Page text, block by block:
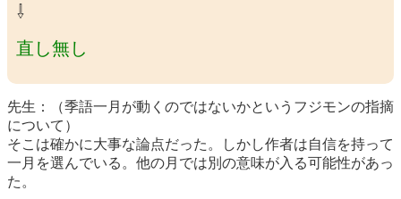
⇩
直し無し
先生：（季語一月が動くのではないかというフジモンの指摘
について）
そこは確かに大事な論点だった。しかし作者は自信を持って
一月を選んでいる。他の月では別の意味が入る可能性があっ
た。